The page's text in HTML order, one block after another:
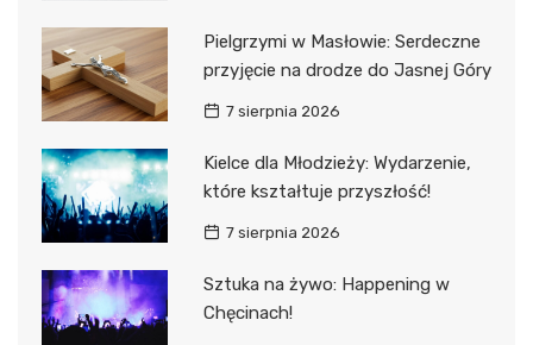
Pielgrzymi w Masłowie: Serdeczne
przyjęcie na drodze do Jasnej Góry
7 sierpnia 2026
Kielce dla Młodzieży: Wydarzenie,
które kształtuje przyszłość!
7 sierpnia 2026
Sztuka na żywo: Happening w
Chęcinach!